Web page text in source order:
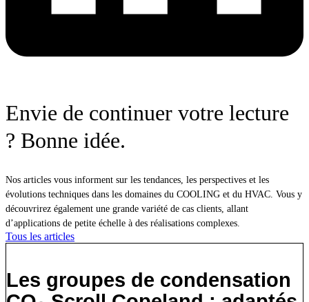
Envie de continuer votre lecture
? Bonne idée.
Nos articles vous informent sur les tendances, les perspectives et les
évolutions techniques dans les domaines du COOLING et du HVAC. Vous y
découvrirez également une grande variété de cas clients, allant
d’applications de petite échelle à des réalisations complexes.
Tous les articles
Les groupes de condensation